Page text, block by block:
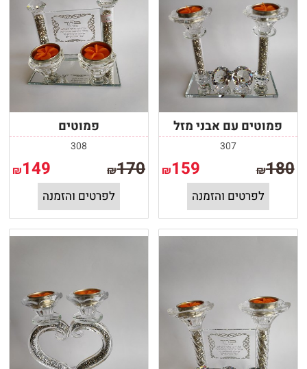
פמוטים עם אבני מזל
307
₪180
₪159
לפרטים והזמנה
פמוטים
308
₪170
₪149
לפרטים והזמנה